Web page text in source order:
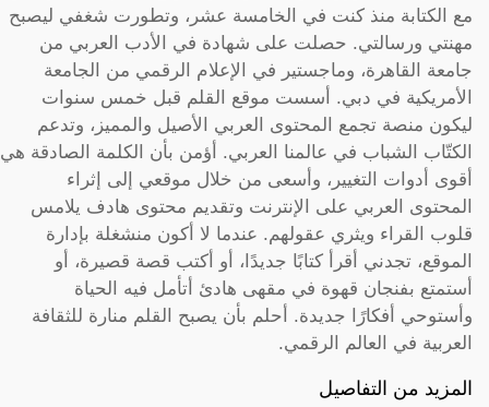
مع الكتابة منذ كنت في الخامسة عشر، وتطورت شغفي ليصبح
مهنتي ورسالتي. حصلت على شهادة في الأدب العربي من
جامعة القاهرة، وماجستير في الإعلام الرقمي من الجامعة
الأمريكية في دبي. أسست موقع القلم قبل خمس سنوات
ليكون منصة تجمع المحتوى العربي الأصيل والمميز، وتدعم
الكتّاب الشباب في عالمنا العربي. أؤمن بأن الكلمة الصادقة هي
أقوى أدوات التغيير، وأسعى من خلال موقعي إلى إثراء
المحتوى العربي على الإنترنت وتقديم محتوى هادف يلامس
قلوب القراء ويثري عقولهم. عندما لا أكون منشغلة بإدارة
الموقع، تجدني أقرأ كتابًا جديدًا، أو أكتب قصة قصيرة، أو
أستمتع بفنجان قهوة في مقهى هادئ أتأمل فيه الحياة
وأستوحي أفكارًا جديدة. أحلم بأن يصبح القلم منارة للثقافة
العربية في العالم الرقمي.
المزيد من التفاصيل